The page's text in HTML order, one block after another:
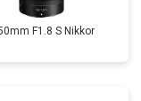
F1.8 S Nikkor